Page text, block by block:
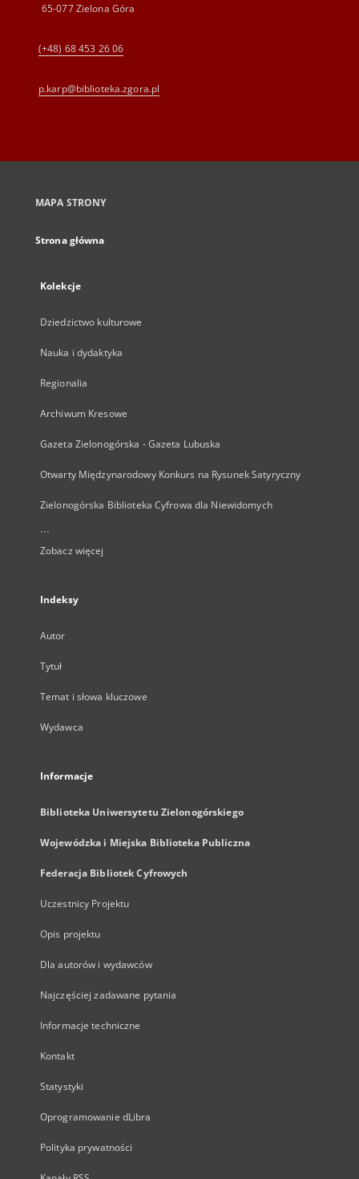
65-077 Zielona Góra
(+48) 68 453 26 06
p.karp@biblioteka.zgora.pl
MAPA STRONY
Strona główna
Kolekcje
Dziedzictwo kulturowe
Nauka i dydaktyka
Regionalia
Archiwum Kresowe
Gazeta Zielonogórska - Gazeta Lubuska
Otwarty Międzynarodowy Konkurs na Rysunek Satyryczny
Zielonogórska Biblioteka Cyfrowa dla Niewidomych
...
Zobacz więcej
Indeksy
Autor
Tytuł
Temat i słowa kluczowe
Wydawca
Informacje
Biblioteka Uniwersytetu Zielonogórskiego
Wojewódzka i Miejska Biblioteka Publiczna
Federacja Bibliotek Cyfrowych
Uczestnicy Projektu
Opis projektu
Dla autorów i wydawców
Najczęściej zadawane pytania
Informacje techniczne
Kontakt
Statystyki
Oprogramowanie dLibra
Polityka prywatności